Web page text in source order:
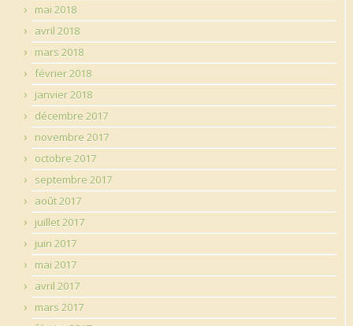
mai 2018
avril 2018
mars 2018
février 2018
janvier 2018
décembre 2017
novembre 2017
octobre 2017
septembre 2017
août 2017
juillet 2017
juin 2017
mai 2017
avril 2017
mars 2017